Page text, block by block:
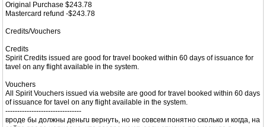
Original Purchase $243.78
Mastercard refund -$243.78
Credits/Vouchers
Credits
Spirit Credits issued are good for travel booked within 60 days of issuance for
tavel on any flight available in the system.
Vouchers
All Spirit Vouchers issued via website are good for travel booked within 60 days
of issuance for tavel on any flight available in the system.
--------------------------------
вроде бы должны деньгu вернуть, но не совсем понятно сколько и когда, на